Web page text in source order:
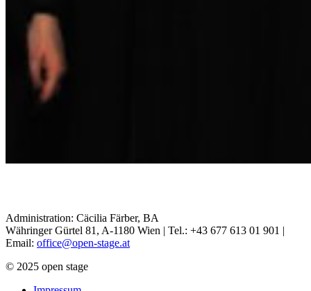
Administration: Cäcilia Färber, BA
Währinger Gürtel 81, A-1180 Wien | Tel.: +43 677 613 01 901 |
Email: office@open-stage.at
© 2025 open stage